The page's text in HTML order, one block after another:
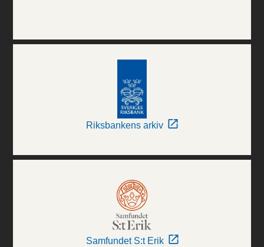
Riksbankens arkiv
Samfundet S:t Erik